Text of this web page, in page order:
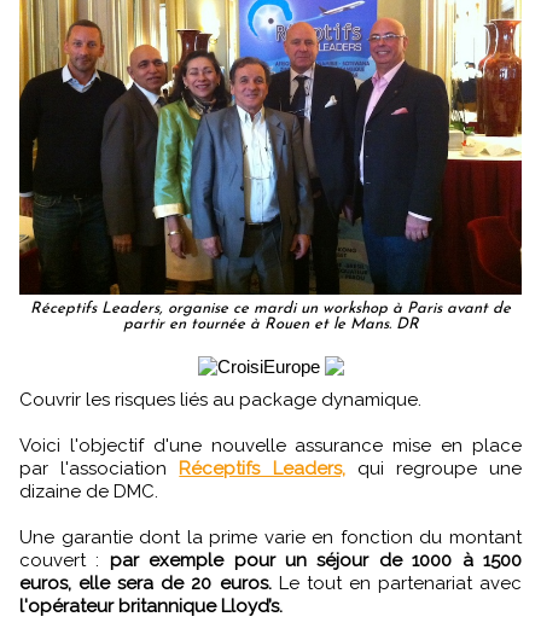
Réceptifs Leaders, organise ce mardi un workshop à Paris avant de
partir en tournée à Rouen et le Mans. DR
Couvrir les risques liés au package dynamique.
Voici l'objectif d'une nouvelle assurance mise en place
par l'association Réceptifs Leaders,‎ qui regroupe une
dizaine de DMC.
Une garantie dont la prime varie en fonction du montant
couvert : par exemple pour un séjour de 1000 à 1500
euros, elle sera de 20 euros.Le tout en partenariat avec
l'opérateur britannique Lloyd’s.